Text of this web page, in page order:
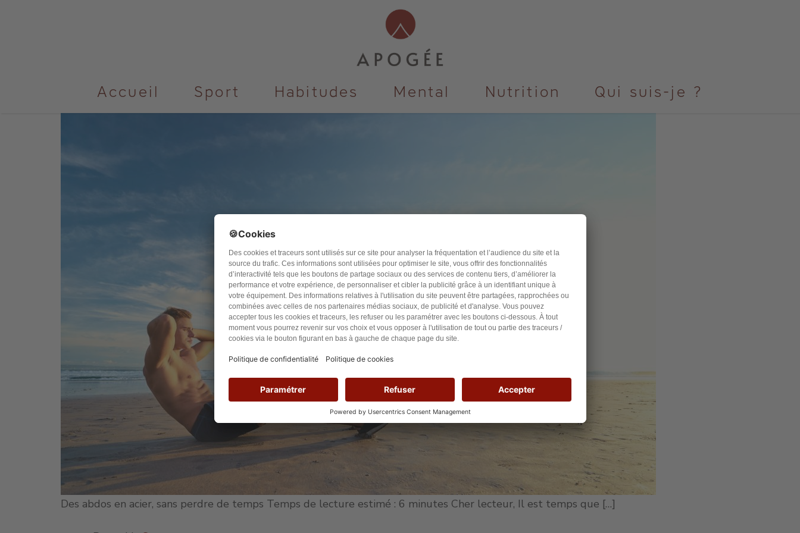
Accueil Sport Habitudes Mental Nutrition Qui suis-je ?
ABDOMINAUX
LA MÉTHODE POUR DES ABDOMINAUX PUISSANTS
décembre 26th, 2020 Marc
Des abdos en acier, sans perdre de temps Temps de lecture estimé : 6 minutes Cher lecteur, Il est temps que […]